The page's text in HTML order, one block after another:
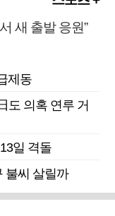
새 출발 응원”
제동
도 의혹 연루 거
일 격돌
불씨 살릴까